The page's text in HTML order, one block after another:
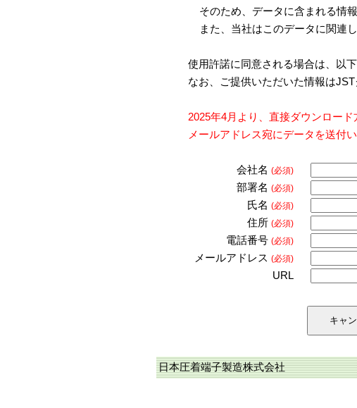
そのため、データに含まれる情
また、当社はこのデータに関連
使用許諾に同意される場合は、以
なお、ご提供いただいた情報は
2025年4月より、直接ダウンロー
メールアドレス宛にデータを送付
会社名 (必須)
部署名 (必須)
氏名 (必須)
住所 (必須)
電話番号 (必須)
メールアドレス (必須)
URL
日本圧着端子製造株式会社